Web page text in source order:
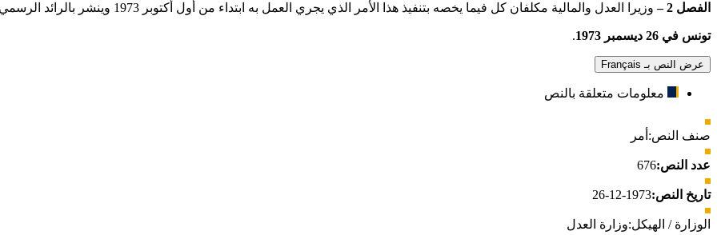
الفصل 2 – وزيرا العدل والمالية مكلفان كل فيما يخصه بتنفيذ هذا الأمر الذي يجري العمل به ابتداء من أول أكتوبر 1973 وينشر بالرائد الرسمي للجمهورية التونسية.
تونس في 26 ديسمبر 1973 .
عرض النص بـ Français
معلومات متعلقة بالنص
صنف النص: أمر
عدد النص:676
تاريخ النص:1973-12-26
الوزارة / الهيكل:وزارة العدل